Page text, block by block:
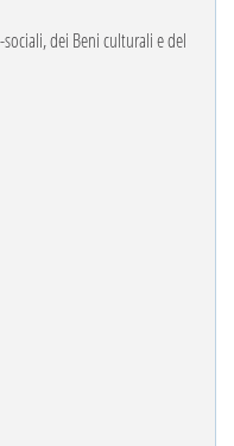
dei Beni culturali e del